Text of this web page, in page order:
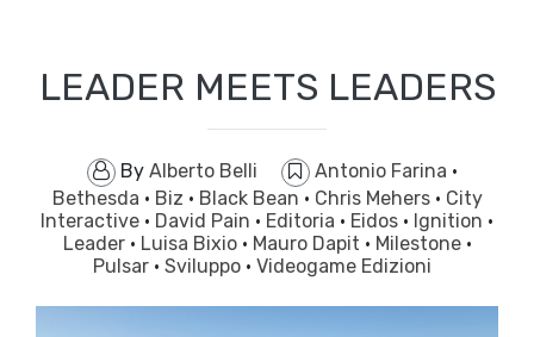
LEADER MEETS LEADERS
By Alberto Belli Antonio Farina ·
Bethesda · Biz · Black Bean · Chris Mehers · City
Interactive · David Pain · Editoria · Eidos · Ignition ·
Leader · Luisa Bixio · Mauro Dapit · Milestone ·
Pulsar · Sviluppo · Videogame Edizioni